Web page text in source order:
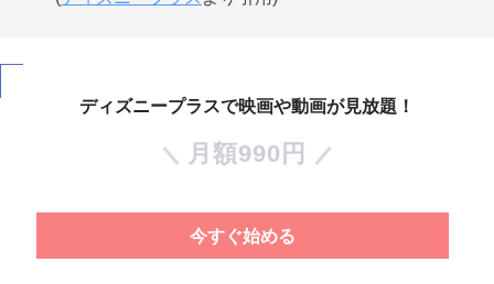
ディズニープラスで映画や動画が見放題！
月額990円
今すぐ始める